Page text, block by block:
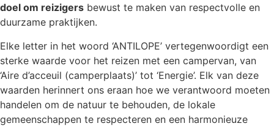
doel om reizigers bewust te maken van respectvolle en
duurzame praktijken.
Elke letter in het woord ‘ANTILOPE’ vertegenwoordigt een
sterke waarde voor het reizen met een campervan, van
‘Aire d’acceuil (camperplaats)’ tot ‘Energie’. Elk van deze
waarden herinnert ons eraan hoe we verantwoord moeten
handelen om de natuur te behouden, de lokale
gemeenschappen te respecteren en een harmonieuze